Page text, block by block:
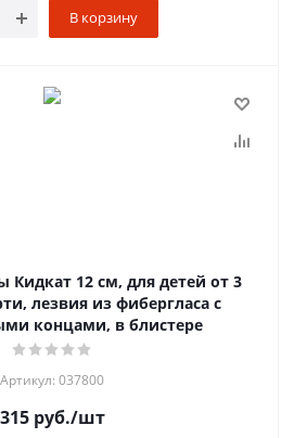
В корзину
12 см, для детей от 3
лезвия из фибергласа с
концами, в блистере
Артикул: 037800
315руб./шт